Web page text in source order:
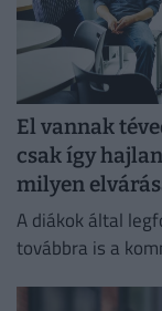
El vannak
csak így
milyen
A diákok által
továbbra is a